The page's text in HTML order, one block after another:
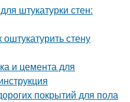
штукатурки стен:
стену
и цемента для
покрытий для пола